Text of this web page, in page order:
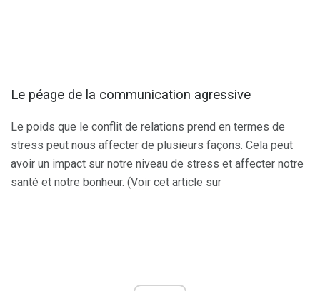
Le péage de la communication agressive
Le poids que le conflit de relations prend en termes de
stress peut nous affecter de plusieurs façons. Cela peut
avoir un impact sur notre niveau de stress et affecter notre
santé et notre bonheur. (Voir cet article sur